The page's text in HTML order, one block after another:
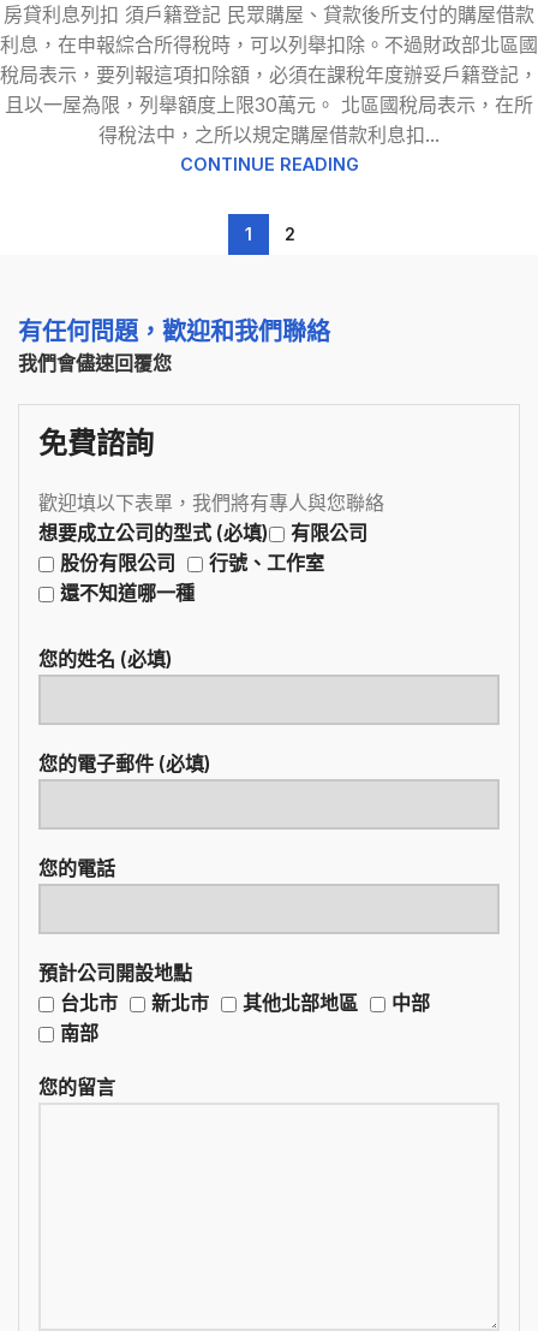
房貸利息列扣 須戶籍登記 民眾購屋、貸款後所支付的購屋借款
利息，在申報綜合所得稅時，可以列舉扣除。不過財政部北區國
稅局表示，要列報這項扣除額，必須在課稅年度辦妥戶籍登記，
且以一屋為限，列舉額度上限30萬元。 北區國稅局表示，在所
得稅法中，之所以規定購屋借款利息扣...
CONTINUE READING
1 2
有任何問題，歡迎和我們聯絡
我們會儘速回覆您
免費諮詢
歡迎填以下表單，我們將有專人與您聯絡
想要成立公司的型式 (必填)
有限公司
股份有限公司
行號、工作室
還不知道哪一種
您的姓名 (必填)
您的電子郵件 (必填)
您的電話
預計公司開設地點
台北市
新北市 其他北部地區
中部
南部
您的留言